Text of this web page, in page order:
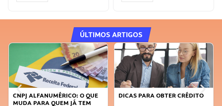
ÚLTIMOS ARTIGOS
DICAS PARA OBTER CRÉDITO
FAÇA A DIFERENÇA: SEJA